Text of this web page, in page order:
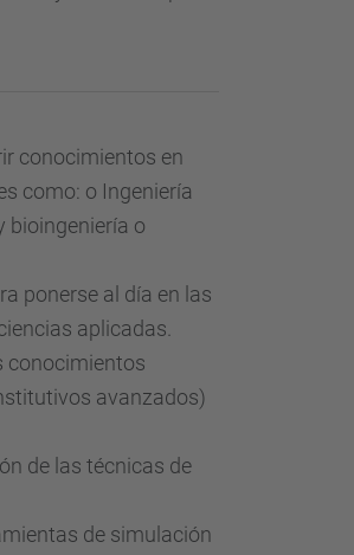
conocimientos en
como: o Ingeniería
bioingeniería o
ponerse al día en las
aplicadas.
conocimientos
avanzados)
de las técnicas de
de simulación